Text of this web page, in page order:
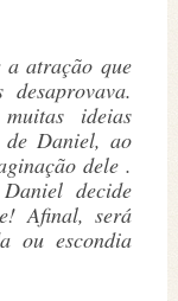
a atração que
ideias
Daniel, ao
dele .
decide
Afinal, será
ou escondia